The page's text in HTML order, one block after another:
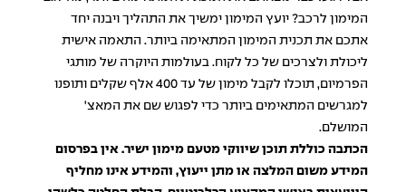
המימון לרכב? יועץ המימון ימשיך את התהליך ויבנה יחד
אתכם את תכנית המימון המתאימה ביותר. התאמה אישית
ליכולת ולצרכים של כל לקוח. בעולמות היוקרה של מותגי
הפרמיום, תוכלו לקבל מימון של עד 400 אלף שקלים ותופנו
למגרשים המתאימים ביותר כדי לפגוש שם את המאצ'
המושלם.
הכתבה כוללת תוכן שיווקי מטעם מימון ישיר. אין בפרסום
המידע משום המלצה או מתן ייעוץ, והמידע אינו מחליף